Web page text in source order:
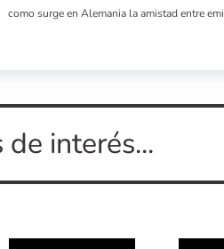
como surge en Alemania la amistad entre
interés...